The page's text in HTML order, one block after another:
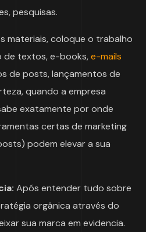
pesquisas.
materiais, coloque o trabalho
de textos, e-books,e-mails
de posts, lançamentos de
quando a empresa
exatamente por onde
certas de marketing
podem elevar a sua
Após entender tudo sobre
orgânica através do
sua marca em evidencia.